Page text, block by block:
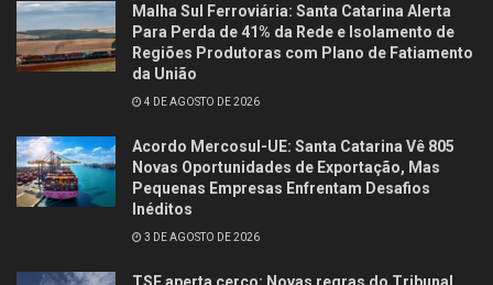
Malha Sul Ferroviária: Santa Catarina Alerta
Para Perda de 41% da Rede e Isolamento de
Regiões Produtoras com Plano de Fatiamento
da União
4 DE AGOSTO DE 2026
Acordo Mercosul-UE: Santa Catarina Vê 805
Novas Oportunidades de Exportação, Mas
Pequenas Empresas Enfrentam Desafios
Inéditos
3 DE AGOSTO DE 2026